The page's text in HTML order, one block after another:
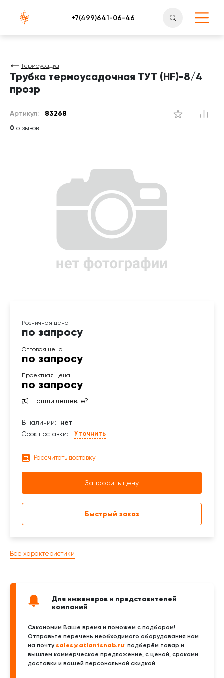
Атлантснаб
Термоусадка
Трубка термоусадочная ТУТ (HF)-8/4
прозр
Артикул: 83268
Все характеристики
Для инженеров и представителей
компаний
Сэкономим Ваше время и поможем с подбором!
Отправьте перечень необходимого оборудования нам
на почту sales@atlantsnab.ru: подберём товар и
вышлем коммерческое предложение, с ценой, сроками
доставки и вашей персональной скидкой.
по запросу
по запросу
по запросу
Нашли дешевле?
В наличии:
нет
Срок поставки:
Уточнить
Рассчитать доставку
Запросить цену
Быстрый заказ